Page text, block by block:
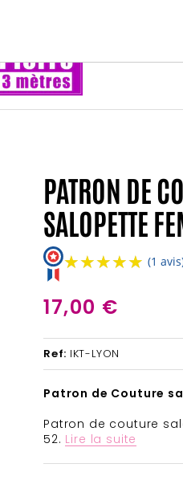
à notre newsletter.
PATRON DE
SALOPETTE
★★★★★
★★★★★ (1
17,00 €
Ref: IKT-LYON
Patron de Couture
Patron de couture
52. Lire la suite